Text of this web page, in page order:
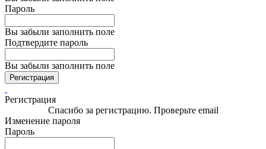
Пароль
Вы забыли заполнить поле
Подтвердите пароль
Вы забыли заполнить поле
Регистрация
Регистрация
Спасибо за регистрацию. Проверьте email
Изменение пароля
Пароль